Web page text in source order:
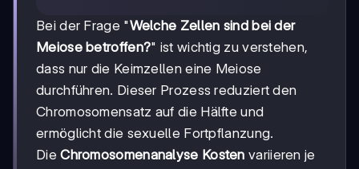
Bei der Frage "Welche Zellen sind bei der
Meiose betroffen?" ist wichtig zu verstehen,
dass nur die Keimzellen eine Meiose
durchführen. Dieser Prozess reduziert den
Chromosomensatz auf die Hälfte und
ermöglicht die sexuelle Fortpflanzung.
DieChromosomenanalyse Kosten variieren je